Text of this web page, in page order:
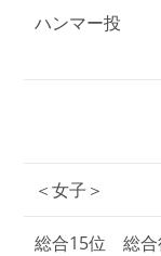
ハンマー投
＜女子＞
総合15位 総合